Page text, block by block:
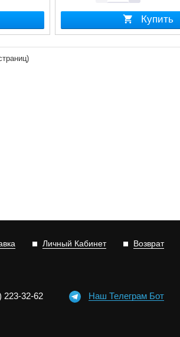
Купить
Возврат
Личный Кабинет
223-32-62 Наш Телеграм Бот